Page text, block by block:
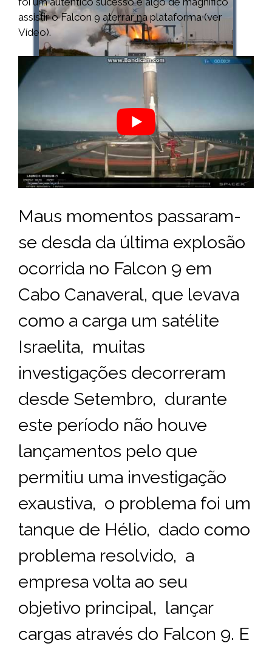
assistir o Falcon 9 aterrar na plataforma (ver
Vídeo).
Maus momentos passaram-
se desda da última explosão
ocorrida no Falcon 9 em
Cabo Canaveral, que levava
como a carga um satélite
Israelita, muitas
investigações decorreram
desde Setembro, durante
este período não houve
lançamentos pelo que
permitiu uma investigação
exaustiva, o problema foi um
tanque de Hélio, dado como
problema resolvido, a
empresa volta ao seu
objetivo principal, lançar
cargas através do Falcon 9. E